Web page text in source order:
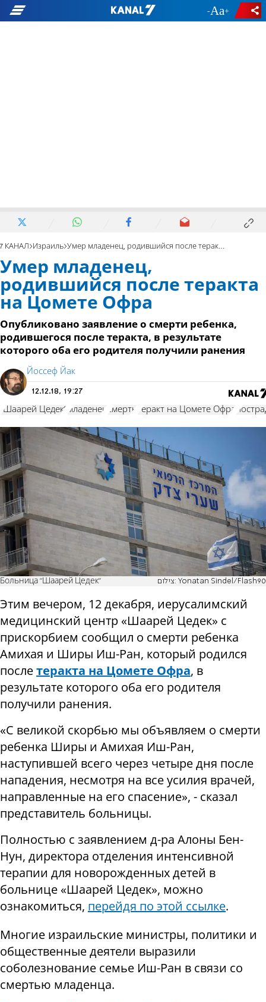
- +
7 КАНАЛ Израиль Умер младенец, родившийся после теракта на Цомете Офра
Умер младенец,
родившийся после теракта
на Цомете Офра
Опубликовано заявление о смерти ребенка,
родившегося после теракта, в результате
которого оба его родителя получили ранения
Йоссеф Йак
12.12.18, 19:27
"Шаарей Цедек" младенец смерть теракт на Цомете Офра
Больница "Шаарей Цедек" צילום: Yonatan Sindel/Flash90
Этим вечером, 12 декабря, иерусалимский
медицинский центр «Шаарей Цедек» с
прискорбием сообщил о смерти ребенка
Амихая и Ширы Иш-Ран, который родился
послетеракта на Цомете Офра, в
результате которого оба его родителя
получили ранения.
«С великой скорбью мы объявляем о смерти
ребенка Ширы и Амихая Иш-Ран,
наступившей всего через четыре дня после
нападения, несмотря на все усилия врачей,
направленные на его спасение», - сказал
представитель больницы.
Полностью с заявлением д-ра Алоны Бен-
Нун, директора отделения интенсивной
терапии для новорожденных детей в
больнице «Шаарей Цедек», можно
ознакомиться, перейдя по этой ссылке.
Многие израильские министры, политики и
общественные деятели выразили
соболезнование семье Иш-Ран в связи со
смертью младенца.